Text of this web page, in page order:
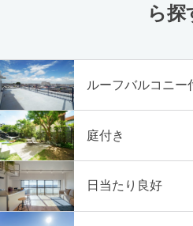
ら探
ルーフバルコニー
庭付き
日当たり良好